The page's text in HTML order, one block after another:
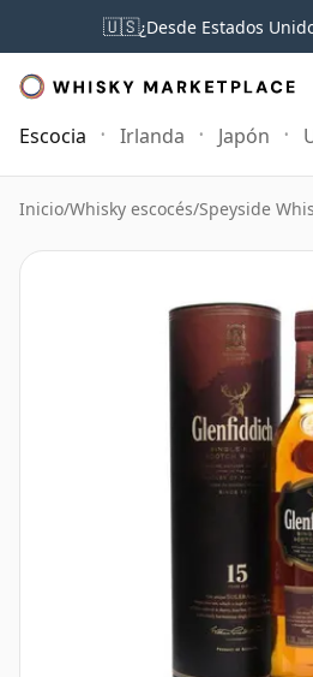
🇺🇸¿Desde Estados
Escocia Irlanda Japón
Inicio/Whisky escocés/Speyside